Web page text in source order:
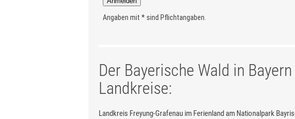
Der Bayerische Wald in
Landkreise:
Landkreis Freyung-Grafenau im Ferienland am Nationalpark